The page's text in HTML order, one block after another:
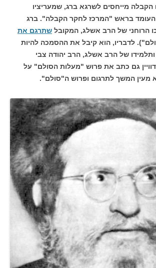
מייחסים לשרגא ברג, שמעריציו
העומד בראש "המרכז לחקר הקבלה". ברג
הרוחני של הרב אשלג, המקובל שתרגם את
לדבריו, הוא קיבל את ההסמכה להיות
ותלמידו של הרב אשלג, הרב יהודה צבי
גם כתב את פרוש "מעלות הסולם" על
מעין המשך לתרגום ופרוש ה"סולם".